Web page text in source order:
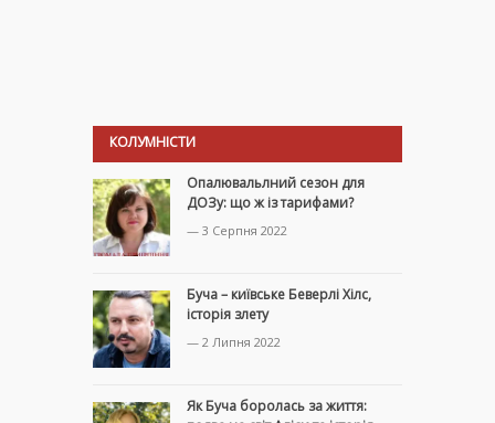
КОЛУМНІСТИ
Опалювальлний сезон для
ДОЗу: що ж із тарифами?
— 3 Серпня 2022
Буча – київське Беверлі Хілс,
історія злету
— 2 Липня 2022
Як Буча боролась за життя: